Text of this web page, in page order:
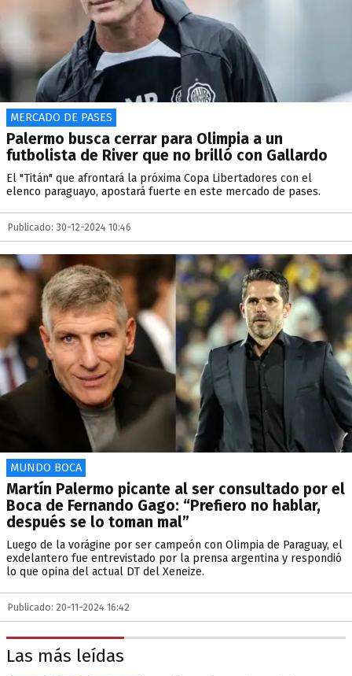
MERCADO DE PASES
Palermo busca cerrar para Olimpia a un
futbolista de River que no brilló con Gallardo
El "Titán" que afrontará la próxima Copa Libertadores con el
elenco paraguayo, apostará fuerte en este mercado de pases.
Publicado: 30-12-2024 10:46
MUNDO BOCA
Martín Palermo picante al ser consultado por el
Boca de Fernando Gago: “Prefiero no hablar,
después se lo toman mal”
Luego de la vorágine por ser campeón con Olimpia de Paraguay, el
exdelantero fue entrevistado por la prensa argentina y respondió
lo que opina del actual DT del Xeneize.
Publicado: 20-11-2024 16:42
Las más leídas